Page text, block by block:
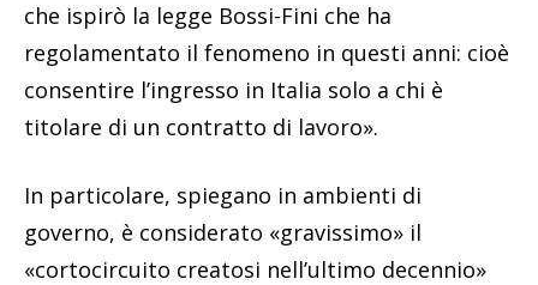
che ispirò la legge Bossi-Fini che ha
regolamentato il fenomeno in questi anni: cioè
consentire l’ingresso in Italia solo a chi è
titolare di un contratto di lavoro».
In particolare, spiegano in ambienti di
governo, è considerato «gravissimo» il
«cortocircuito creatosi nell’ultimo decennio»